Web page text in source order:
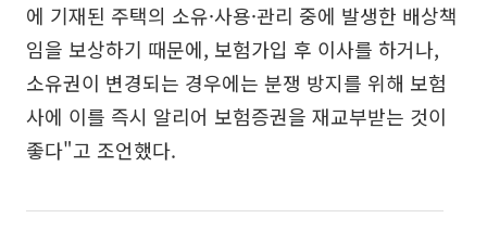
에 기재된 주택의 소유·사용·관리 중에 발생한 배상책
임을 보상하기 때문에, 보험가입 후 이사를 하거나,
소유권이 변경되는 경우에는 분쟁 방지를 위해 보험
사에 이를 즉시 알리어 보험증권을 재교부받는 것이
좋다"고 조언했다.